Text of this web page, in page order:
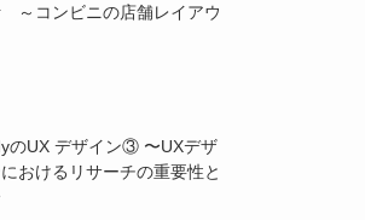
～コンビニの店舗レイアウ
UX デザイン③ 〜UXデザ
おけるリサーチの重要性と